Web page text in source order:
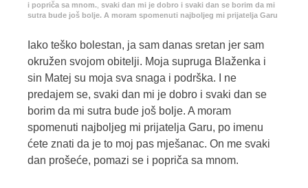
i popriča sa mnom. svaki dan mi je dobro i svaki dan se borim da mi
sutra bude još bolje. A moram spomenuti najboljeg mi prijatelja Garu
Iako teško bolestan, ja sam danas sretan jer sam
okružen svojom obitelji. Moja supruga Blaženka i
sin Matej su moja sva snaga i podrška. I ne
predajem se, svaki dan mi je dobro i svaki dan se
borim da mi sutra bude još bolje. A moram
spomenuti najboljeg mi prijatelja Garu, po imenu
ćete znati da je to moj pas mješanac. On me svaki
dan prošeće, pomazi se i popriča sa mnom.